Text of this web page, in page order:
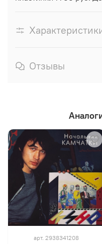
Отзывы
арт. 2938341208